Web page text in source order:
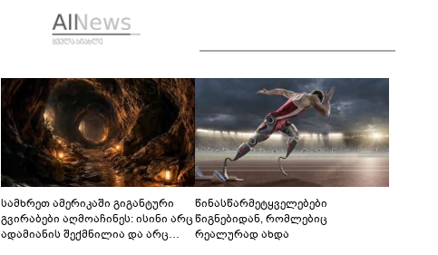
სამხრეთ ამერიკაში გიგანტური
გვირაბები აღმოაჩინეს: ისინი არც
ადამიანის შექმნილია და არც
წინასწარმეტყველებები
წიგნებიდან, რომლებიც
რეალურად ახდა